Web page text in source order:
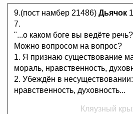
9.(пост намбер 21486) Дьячок
7.
"...о каком боге вы ведёте
Можно вопросом на вопрос?
1. Я признаю существование
мораль, нравственность,
2. Убеждён в
нравственность, духовность...
Кляузный